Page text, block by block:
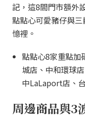
記，這8間門市額外
點點心可愛豬仔與
憶裡。
點點心8家重點加
城店、中和環球
中LaLaport店、
周邊商品與3